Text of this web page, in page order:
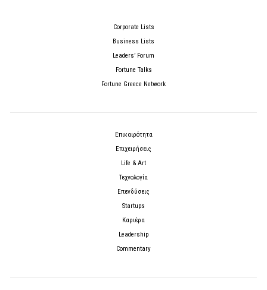
Corporate Lists
Business Lists
Leaders’ Forum
Fortune Talks
Fortune Greece Network
Επικαιρότητα
Επιχειρήσεις
Life & Art
Τεχνολογία
Επενδύσεις
Startups
Καριέρα
Leadership
Commentary